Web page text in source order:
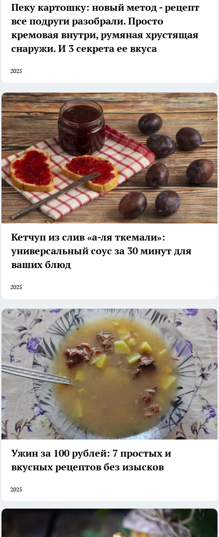
Пеку картошку: новый метод - рецепт
все подруги разобрали. Просто
кремовая внутри, румяная хрустящая
снаружи. И 3 секрета ее вкуса
2025
Кетчуп из слив «а-ля ткемали»:
универсальный соус за 30 минут для
ваших блюд
2025
Ужин за 100 рублей: 7 простых и
вкусных рецептов без изысков
2025